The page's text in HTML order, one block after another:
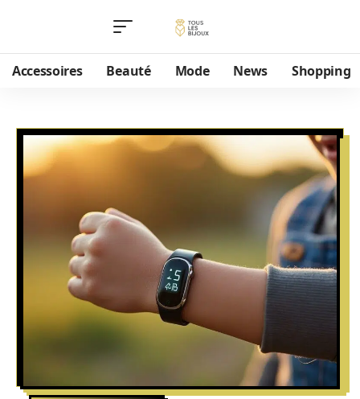
Accessoires Beauté Mode News Shopping